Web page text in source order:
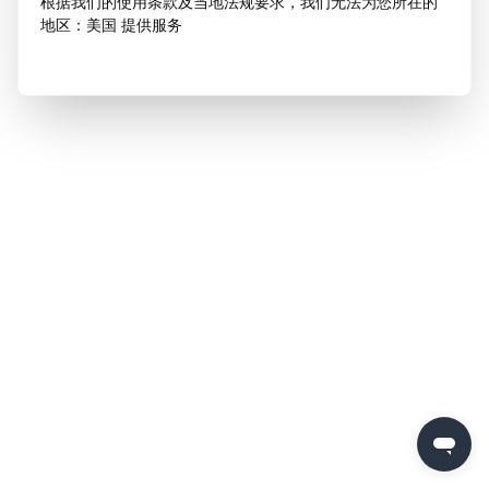
地区：美国 提供服务